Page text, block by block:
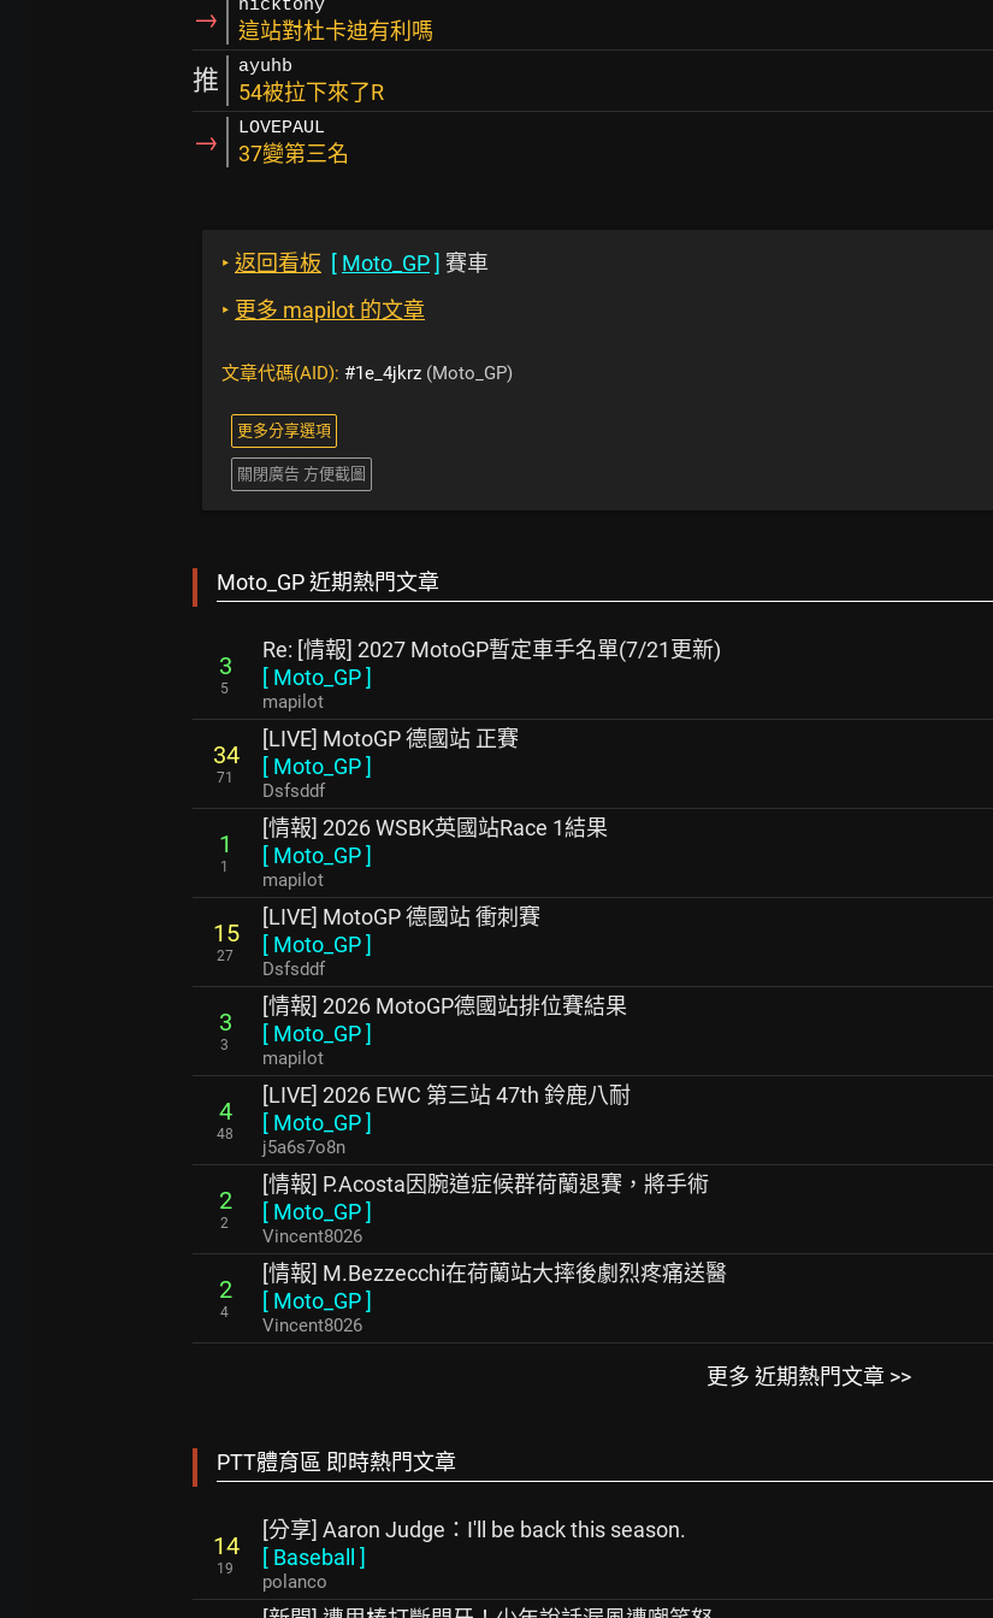
→ nicktony
這站對杜卡迪有利嗎
推 ayuhb
54被拉下來了R
→ LOVEPAUL
37變第三名
‣ 返回看板 [ Moto_GP] 賽車
‣ 更多 mapilot 的文章
文章代碼(AID): #1e_4jkrz (Moto_GP)
更多分享選項
關閉廣告 方便截圖
Moto_GP 近期熱門文章
3
5
Re: [情報] 2027 MotoGP暫定車手名單(7/21更新)
[ Moto_GP]
mapilot
34
71
[LIVE] MotoGP 德國站 正賽
[ Moto_GP]
Dsfsddf
1
1
[情報] 2026 WSBK英國站Race 1結果
[ Moto_GP]
mapilot
15
27
[LIVE] MotoGP 德國站 衝刺賽
[ Moto_GP]
Dsfsddf
3
3
[情報] 2026 MotoGP德國站排位賽結果
[ Moto_GP]
mapilot
4
48
[LIVE] 2026 EWC 第三站 47th 鈴鹿八耐
[ Moto_GP]
j5a6s7o8n
2
2
[情報] P.Acosta因腕道症候群荷蘭退賽，將手術
[ Moto_GP]
Vincent8026
2
4
[情報] M.Bezzecchi在荷蘭站大摔後劇烈疼痛送醫
[ Moto_GP]
Vincent8026
更多 近期熱門文章 >>
PTT體育區 即時熱門文章
14
19
[分享] Aaron Judge：I'll be back this season.
[ Baseball ]
polanco